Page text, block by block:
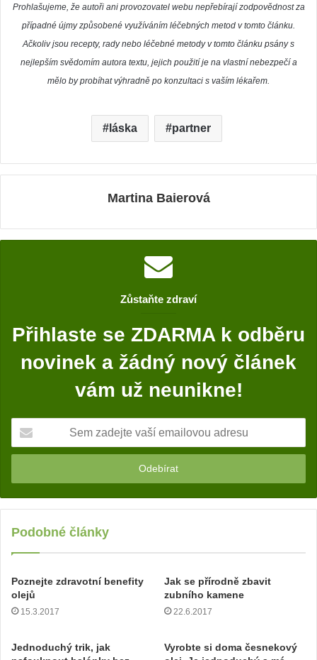
Prohlašujeme, že autoři ani provozovatel webu nepřebírají zodpovědnost za
případné újmy způsobené využíváním léčebných metod v tomto článku.
Ačkoliv jsou recepty, rady nebo léčebné metody v tomto článku psány s
nejlepším svědomím autora textu, jejich použití je na vlastní nebezpečí a
mělo by probíhat výhradně po konzultaci s vaším lékařem.
láska partner
Martina Baierová
Zůstaňte zdraví
Přihlaste se ZDARMA k odběru
novinek a žádný nový článek
vám už neunikne!
m
a
d
j
š
m
Podobné články
Poznejte zdravotní benefity
olejů
15.3.2017
Jak se přírodně zbavit
zubního kamene
22.6.2017
Jednoduchý trik, jak
Vyrobte si doma česnekový